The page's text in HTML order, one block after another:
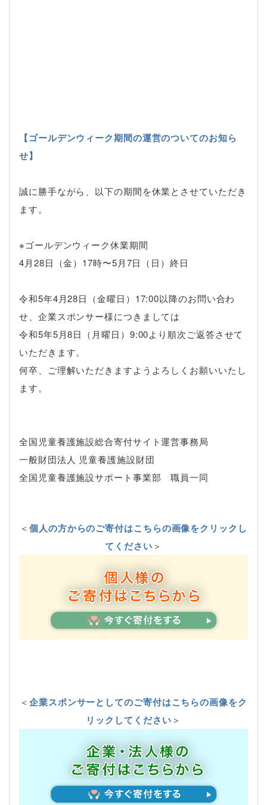
【ゴールデンウィーク期間の運営のついてのお知ら
せ】
誠に勝手ながら、以下の期間を休業とさせていただき
ます。
※ゴールデンウィーク休業期間
4月28日（金）17時〜5月7日（日）終日
令和5年4月28日（金曜日）17:00以降のお問い合わ
せ、企業スポンサー様につきましては
令和5年5月8日（月曜日）9:00より順次ご返答させて
いただきます。
何卒、ご理解いただきますようよろしくお願いいたし
ます。
全国児童養護施設総合寄付サイト運営事務局
一般財団法人 児童養護施設財団
全国児童養護施設サポート事業部 職員一同
＜個人の方からのご寄付はこちらの画像をクリックし
てください＞
＜企業スポンサーとしてのご寄付はこちらの画像をク
リックしてください＞